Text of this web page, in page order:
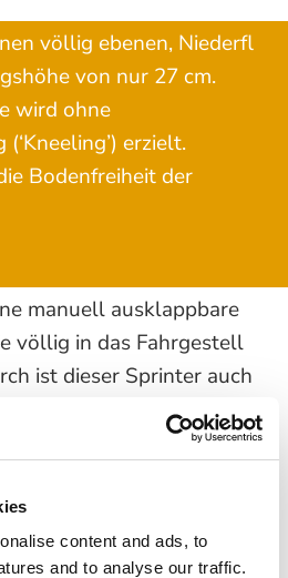
content and ads, to
and to analyse our traffic.
völlig ebenen, Niederfl
von nur 27 cm.
wird ohne
erzielt.
Bodenfreiheit der
manuell ausklappbare
völlig in das Fahrgestell
ist dieser Sprinter auch
und leicht zugänglich.